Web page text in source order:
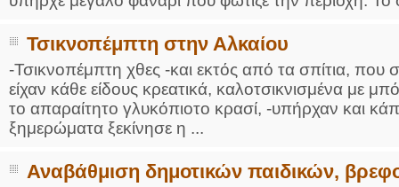
Τσικνοπέμπτη στην Αλκαίου
-Τσικνοπέμπτη χθες -και εκτός από τα σπίτια, που
είχαν κάθε είδους κρεατικά, καλοτσικνισμένα με
το απαραίτητο γλυκόπιοτο κρασί, -υπήρχαν και
ξημερώματα ξεκίνησε η ...
Αναβάθμιση δημοτικών παιδικών,